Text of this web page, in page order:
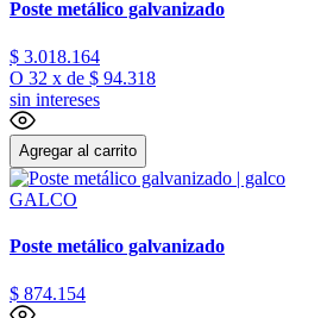
Poste metálico galvanizado
$ 3.018.164
O 32 x de $ 94.318
sin intereses
Agregar al carrito
GALCO
Poste metálico galvanizado
$ 874.154